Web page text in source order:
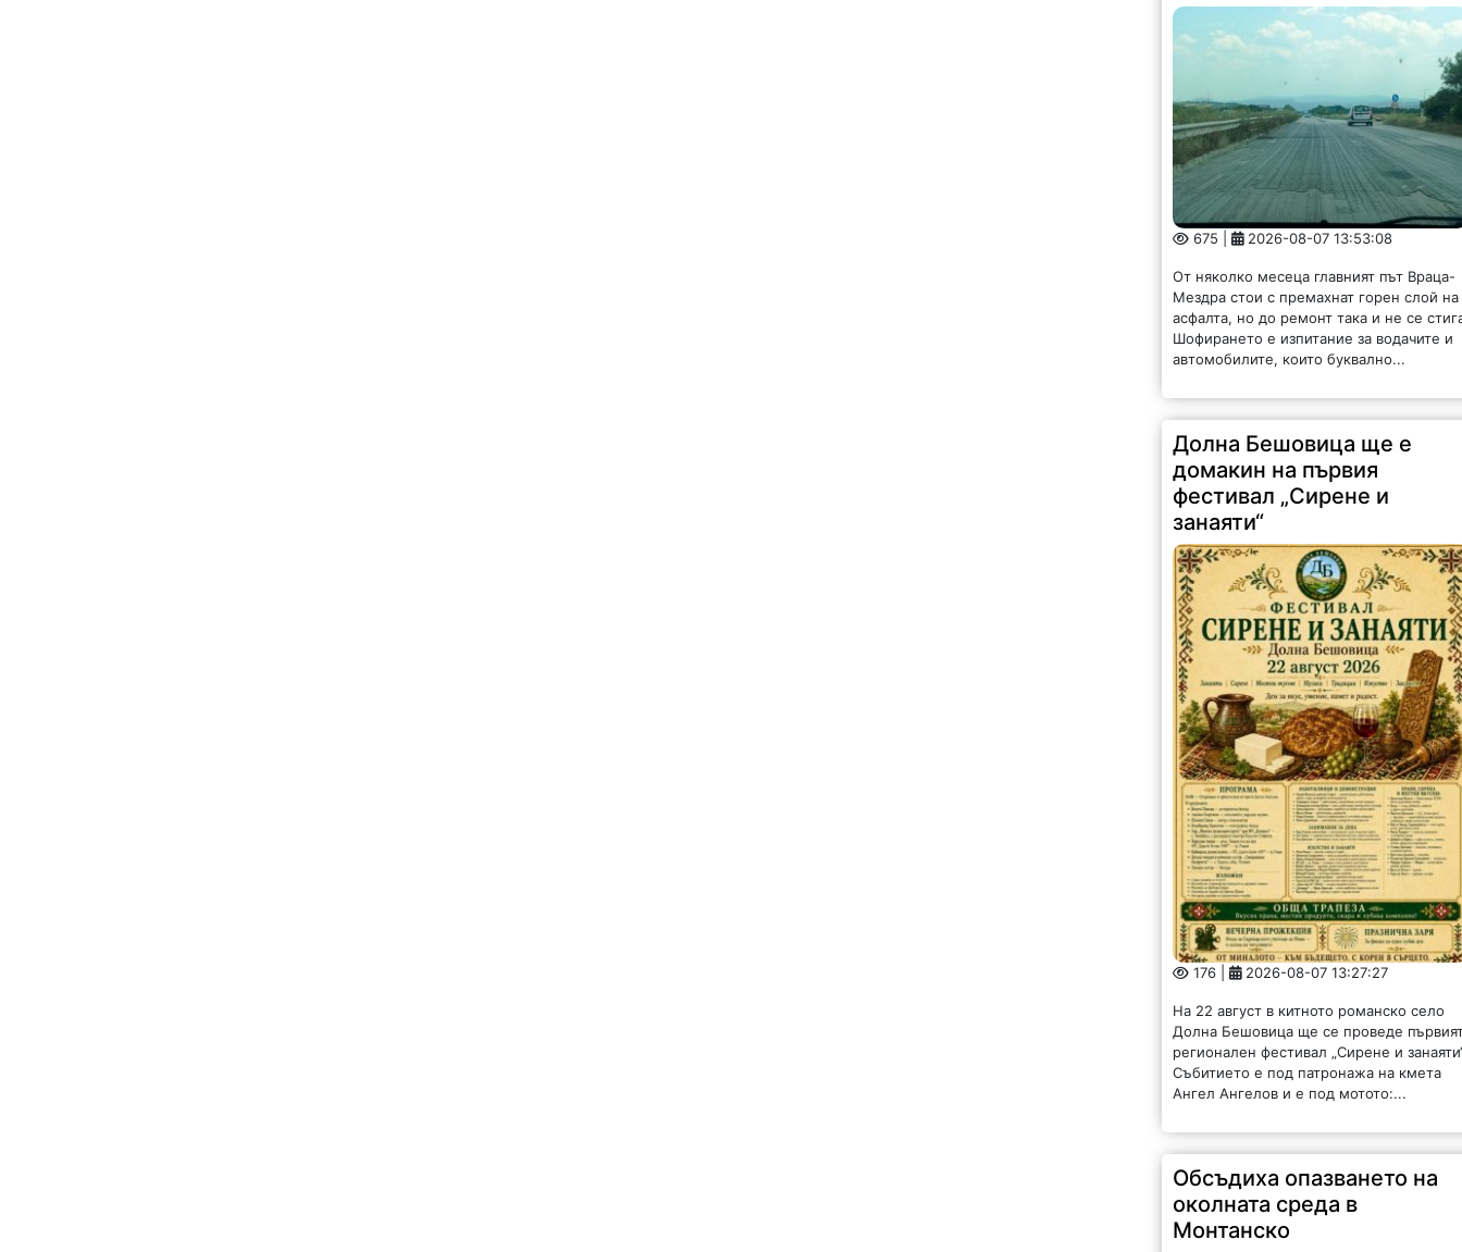
675 | 2026-08-07 13:53:08
От няколко месеца главният път Враца-
Мездра стои с премахнат горен слой на
асфалта, но до ремонт така и не се
Шофирането е изпитание за водачите и
автомобилите, които буквално...
Долна Бешовица ще е
домакин на първия
фестивал „Сирене и
занаяти“
176 | 2026-08-07 13:27:27
На 22 август в китното романско село
Долна Бешовица ще се проведе
регионален фестивал „Сирене и
Събитието е под патронажа на кмета
Ангел Ангелов и е под мотото:...
Обсъдиха опазването на
околната среда в
Монтанско